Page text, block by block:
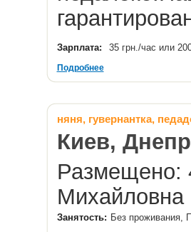
Зарплата: 35 грн./час или
Подробнее
няня, гувернантка,
Киев,
Размещено:
Михайловна
Занятость: Без проживания,